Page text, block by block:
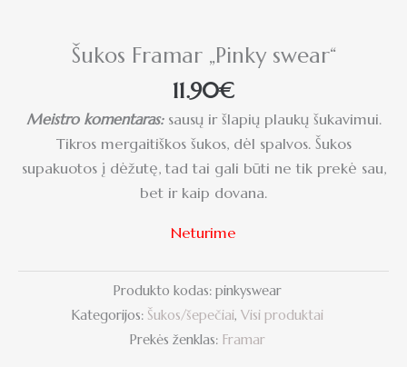
Šukos Framar „Pinky swear“
11.90€
Meistro komentaras:sausų ir šlapių plaukų šukavimui.
Tikros mergaitiškos šukos, dėl spalvos. Šukos
supakuotos į dėžutę, tad tai gali būti ne tik prekė sau,
bet ir kaip dovana.
Neturime
Produkto kodas: pinkyswear
Kategorijos: Šukos/šepečiai, Visi produktai
Prekės ženklas: Framar